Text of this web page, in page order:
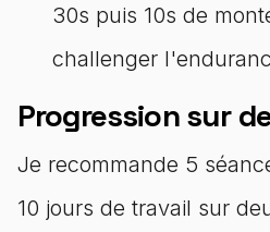
30s puis 10s de
challenger
Progression sur
Je recommande 5
10 jours de travail sur